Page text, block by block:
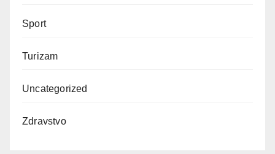
Sport
Turizam
Uncategorized
Zdravstvo